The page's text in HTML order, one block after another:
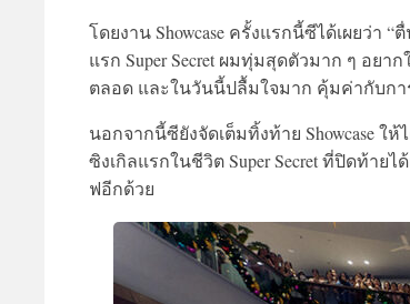
โดยงาน Showcase ครั้งแรกนี้ซีได้เผยว่
แรก Super Secret ผมทุ่มสุดตัวมาก ๆ อย
ตลอด และในวันนี้ปลื้มใจมาก คุ้มค่ากับก
นอกจากนี้ซียังจัดเต็มทิ้งท้าย Showcase
ซิงเกิลแรกในชีวิต Super Secret ที่ปิดท้า
ฟอีกด้วย